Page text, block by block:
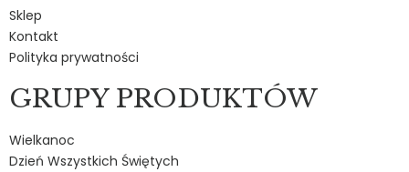
Sklep
Kontakt
Polityka prywatności
GRUPY PRODUKTÓW
Wielkanoc
Dzień Wszystkich Świętych